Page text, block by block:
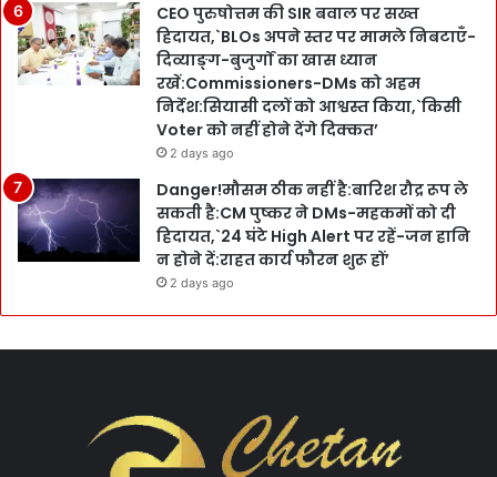
CEO पुरुषोत्तम की SIR बवाल पर सख्त
हिदायत,`BLOs अपने स्तर पर मामले निबटाएँ-
दिव्याङ्ग-बुजुर्गों का खास ध्यान
रखें:Commissioners-DMs को अहम
निर्देश:सियासी दलों को आश्वस्त किया,`किसी
Voter को नहीं होने देंगे दिक्कत’
2 days ago
Danger!मौसम ठीक नहीं है:बारिश रौद्र रूप ले
सकती है:CM पुष्कर ने DMs-महकमों को दी
हिदायत,`24 घंटे High Alert पर रहें-जन हानि
न होने दें:राहत कार्य फौरन शुरू हों’
2 days ago